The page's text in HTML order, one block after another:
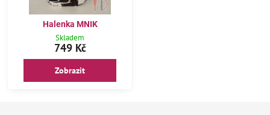
Halenka MNIK
Skladem
749 Kč
Zobrazit